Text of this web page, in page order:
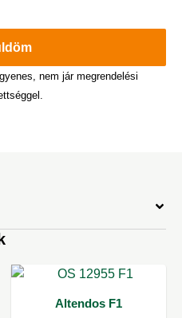
nem jár megrendelési
Altendos F1